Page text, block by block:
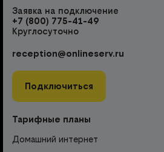
Заявка на подключение
+7 (800) 775-41-49
Круглосуточно
reception@onlineserv.ru
Подключиться
Тарифные планы
Домашний интернет